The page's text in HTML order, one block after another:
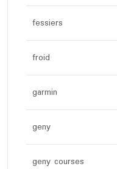
fessiers
froid
garmin
geny
geny courses